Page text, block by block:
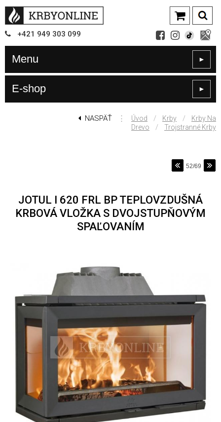
+421 949 303 099
Menu ►
E-shop ►
NASPÄŤ ⋮ Úvod / Krby /
Krby Na
Drevo
/ Trojstranné Krby
52/69
JOTUL I 620 FRL BP TEPLOVZDUŠNÁ
KRBOVÁ VLOŽKA S DVOJSTUPŇOVÝM
SPAĽOVANÍM